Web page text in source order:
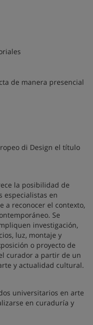
de manera presencial
di Design el título
la posibilidad de
especialistas en
a reconocer el contexto,
Se
investigación,
luz, montaje y
o proyecto de
curador a partir de un
y actualidad cultural.
universitarios en arte
en curaduría y